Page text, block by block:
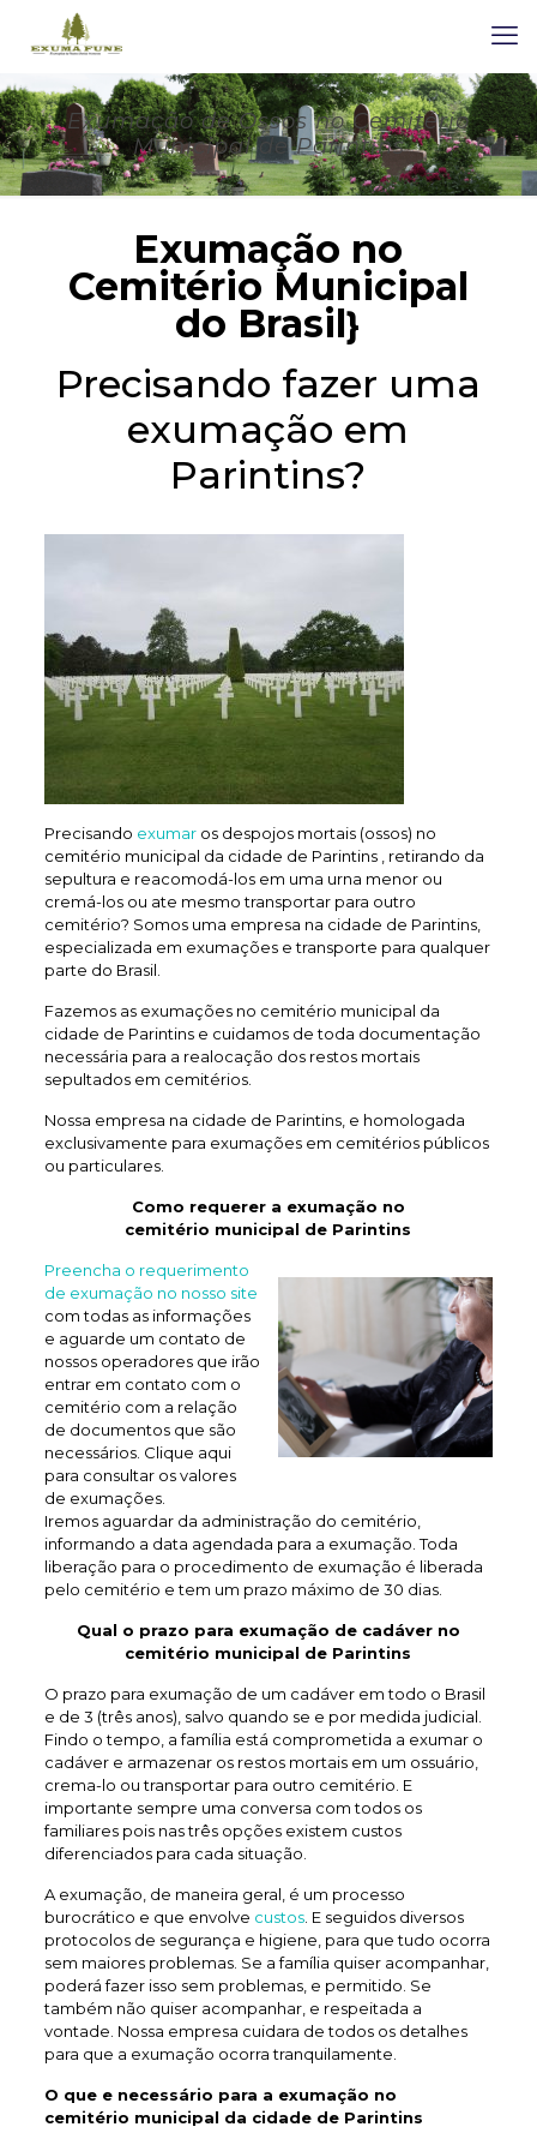
Exumação de Ossos no Cemitério
Municipal de Parintins
Exumação no
Cemitério Municipal
do Brasil}
Precisando fazer uma
exumação em
Parintins?
Precisando exumaros despojos mortais (ossos) no
cemitério municipal da cidade de Parintins , retirando da
sepultura e reacomodá-los em uma urna menor ou
cremá-los ou ate mesmo transportar para outro
cemitério? Somos uma empresa na cidade de Parintins,
especializada em exumações e transporte para qualquer
parte do Brasil.
Fazemos as exumações no cemitério municipal da
cidade de Parintins e cuidamos de toda documentação
necessária para a realocação dos restos mortais
sepultados em cemitérios.
Nossa empresa na cidade de Parintins, e homologada
exclusivamente para exumações em cemitérios públicos
ou particulares.
Como requerer a exumação no
cemitério municipal de Parintins
Preencha o requerimento
de exumação no nosso site
com todas as informações
e aguarde um contato de
nossos operadores que irão
entrar em contato com o
cemitério com a relação
de documentos que são
necessários. Clique aqui
para consultar os valores
de exumações.
Iremos aguardar da administração do cemitério,
informando a data agendada para a exumação. Toda
liberação para o procedimento de exumação é liberada
pelo cemitério e tem um prazo máximo de 30 dias.
Qual o prazo para exumação de cadáver no
cemitério municipal de Parintins
O prazo para exumação de um cadáver em todo o Brasil
e de 3 (três anos), salvo quando se e por medida judicial.
Findo o tempo, a família está comprometida a exumar o
cadáver e armazenar os restos mortais em um ossuário,
crema-lo ou transportar para outro cemitério. E
importante sempre uma conversa com todos os
familiares pois nas três opções existem custos
diferenciados para cada situação.
A exumação, de maneira geral, é um processo
burocrático e que envolve custos. E seguidos diversos
protocolos de segurança e higiene, para que tudo ocorra
sem maiores problemas. Se a família quiser acompanhar,
poderá fazer isso sem problemas, e permitido. Se
também não quiser acompanhar, e respeitada a
vontade. Nossa empresa cuidara de todos os detalhes
para que a exumação ocorra tranquilamente.
O que e necessário para a exumação no
cemitério municipal da cidade de Parintins